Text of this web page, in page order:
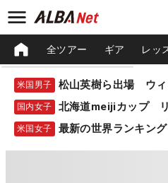
全ツアー ギア レッ
米国男子
国内女子 北海道meijiカップ
米国女子 最新の世界ランキング